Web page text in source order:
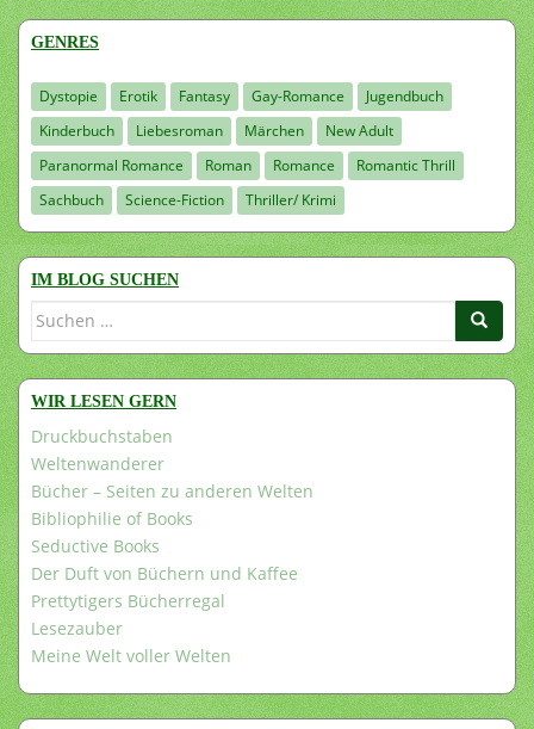
GENRES
Dystopie Erotik Fantasy Gay-Romance
Jugendbuch
Kinderbuch
Liebesroman Märchen
New Adult
Paranormal Romance
Roman Romance
Romantic Thrill
Sachbuch
Science-Fiction Thriller/ Krimi
IM BLOG SUCHEN
Suchen
WIR LESEN GERN
Druckbuchstaben
Weltenwanderer
Bücher – Seiten zu anderen Welten
Bibliophilie of Books
Seductive Books
Der Duft von Büchern und Kaffee
Prettytigers Bücherregal
Lesezauber
Meine Welt voller Welten